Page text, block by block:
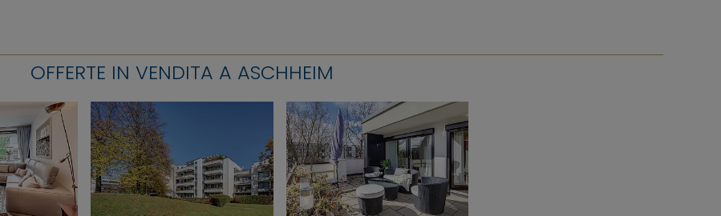
OFFERTE IN VENDITA A ASCHHEIM